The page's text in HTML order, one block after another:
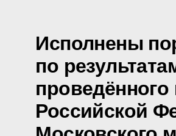
Исполнены
по
Российской